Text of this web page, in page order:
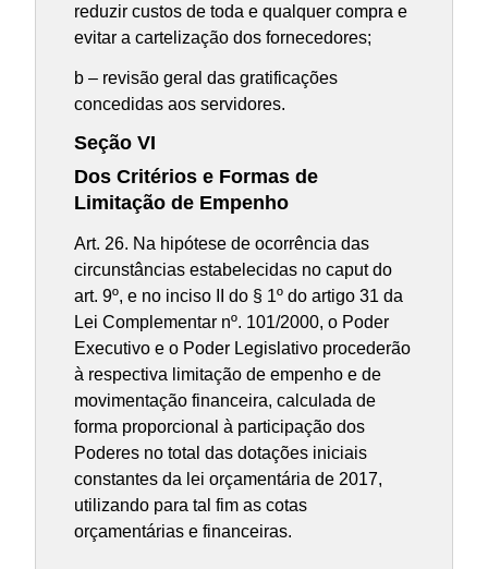
reduzir custos de toda e qualquer compra e
evitar a cartelização dos fornecedores;
b – revisão geral das gratificações
concedidas aos servidores.
Seção VI
Dos Critérios e Formas de
Limitação de Empenho
Art. 26. Na hipótese de ocorrência das
circunstâncias estabelecidas no caput do
art. 9º, e no inciso II do § 1º do artigo 31 da
Lei Complementar nº. 101/2000, o Poder
Executivo e o Poder Legislativo procederão
à respectiva limitação de empenho e de
movimentação financeira, calculada de
forma proporcional à participação dos
Poderes no total das dotações iniciais
constantes da lei orçamentária de 2017,
utilizando para tal fim as cotas
orçamentárias e financeiras.